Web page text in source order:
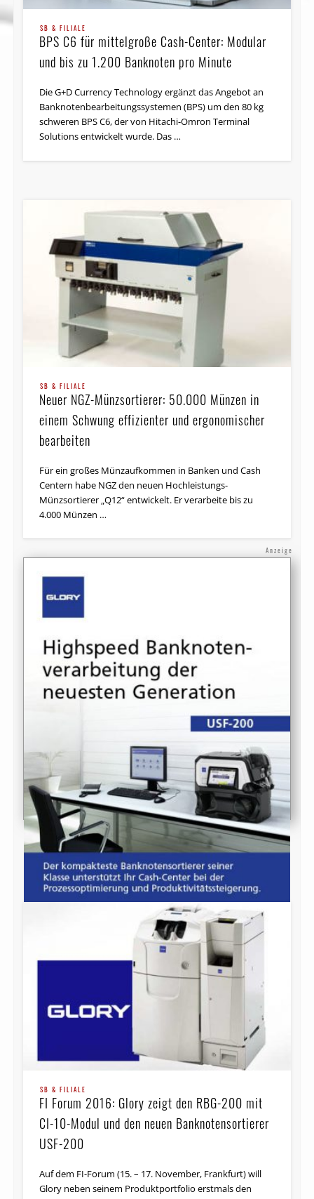
SB & FILIALE
BPS C6 für mittelgroße Cash-Center: Modular
und bis zu 1.200 Banknoten pro Minute
Die G+D Currency Technology ergänzt das Angebot an
Banknoten­bearbeitungs­systemen (BPS) um den 80 kg
schweren BPS C6, der von Hitachi-Omron Terminal
Solutions entwickelt wurde. Das …
SB & FILIALE
Neuer NGZ-Münzsortierer: 50.000 Münzen in
einem Schwung effizienter und ergonomischer
bearbeiten
Für ein großes Münzaufkommen in Banken und Cash
Centern habe NGZ den neuen Hochleistungs-
Münzsortierer „Q12“ entwickelt. Er verarbeite bis zu
4.000 Münzen …
Anzeige
SB & FILIALE
FI Forum 2016: Glory zeigt den RBG-200 mit
CI-10-Modul und den neuen Banknotensortierer
USF-200
Auf dem FI-Forum (15. – 17. No­vem­ber, Frankfurt) will
Glory neben seinem Produktportfolio erstmals den